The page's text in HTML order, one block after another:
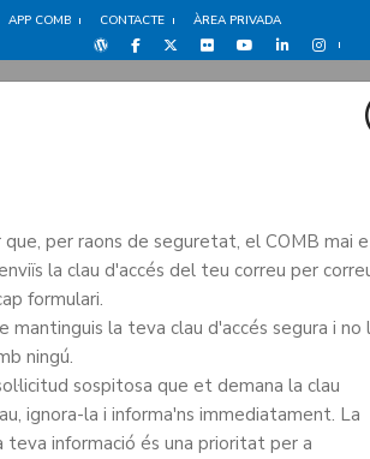
APP COMB CONTACTE ÀREA PRIVADA
cookies que permeten el
analítiques i de sessió que
i recuperen informació quan navegues.
a mes informació o per a canviar la
de les cookies
les cookies d’anàlisi prement
o REBUTJAR
toggle
que, per raons de seguretat, el COMB mai
la clau d'accés del teu correu per
formulari.
mantinguis la teva clau d'accés segura i no
ningú.
sospitosa que et demana la clau
ignora-la i informa'ns immediatament. La
informació és una prioritat per a
Inici Webmail